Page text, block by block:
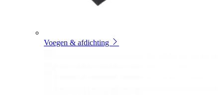
Voegen & afdichting